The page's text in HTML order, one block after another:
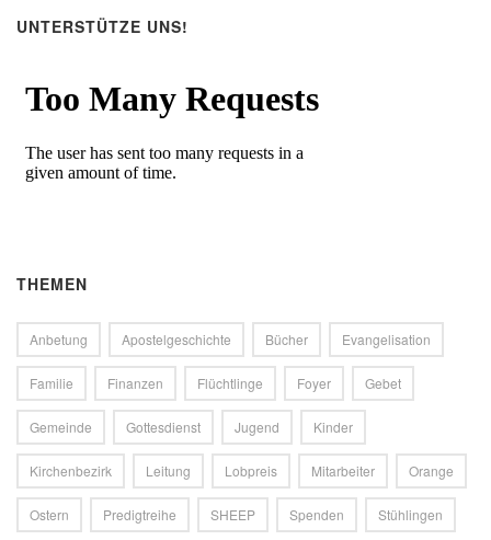
UNTERSTÜTZE UNS!
THEMEN
Anbetung Apostelgeschichte Bücher Evangelisation
Familie Finanzen Flüchtlinge Foyer Gebet
Gemeinde Gottesdienst Jugend Kinder
Kirchenbezirk Leitung Lobpreis Mitarbeiter Orange
Ostern Predigtreihe SHEEP Spenden Stühlingen